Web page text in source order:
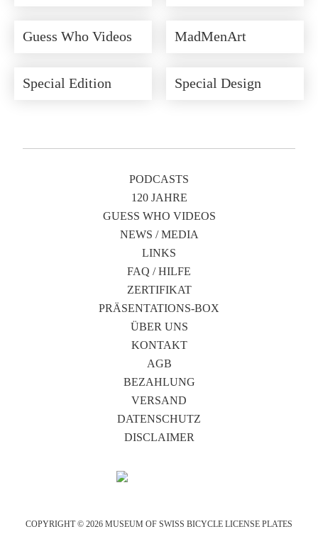
Guess Who Videos MadMenArt
Special Edition Special Design
PODCASTS
120 JAHRE
GUESS WHO VIDEOS
NEWS / MEDIA
LINKS
FAQ / HILFE
ZERTIFIKAT
PRÄSENTATIONS-BOX
ÜBER UNS
KONTAKT
AGB
BEZAHLUNG
VERSAND
DATENSCHUTZ
DISCLAIMER
COPYRIGHT © 2026 MUSEUM OF SWISS BICYCLE LICENSE PLATES